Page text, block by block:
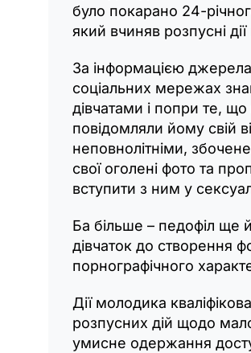
було покарано 24-
який вчиняв розпусні
За інформацією
соціальних мережах
дівчатами і попри те,
повідомляли йому свій
неповнолітніми,
свої оголені фото та
вступити з ним у
Ба більше – педофіл ще
дівчаток до створення
порнографічного
Дії молодика
розпусних дій щодо
умисне одержання